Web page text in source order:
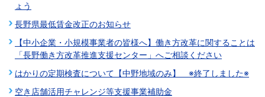
ょう
長野県最低賃金改正のお知らせ
【中小企業・小規模事業者の皆様へ】働き方改革に関することは
「長野働き方改革推進支援センター」へご相談ください
はかりの定期検査について【中野地域のみ】 ※終了しました※
空き店舗活用チャレンジ等支援事業補助金